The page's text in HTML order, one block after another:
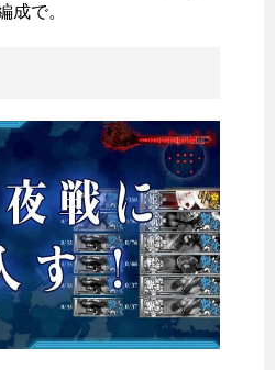
成で。